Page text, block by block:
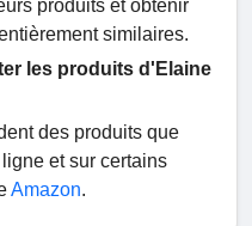
produits et obtenir
similaires.
les produits d'Elaine
des produits que
et sur certains
Amazon.